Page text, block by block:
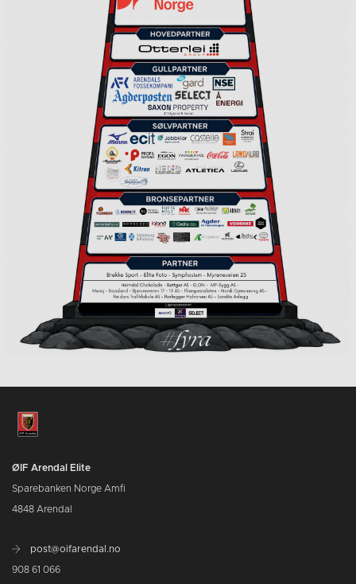
ØIF Arendal Elite
Sparebanken Norge Amfi
4848 Arendal
post@oifarendal.no
908 61 066